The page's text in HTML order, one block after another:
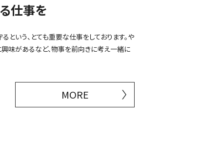
仕事を
いう、とても重要な仕事をしております。や
味があるなど、物事を前向きに考え一緒に
MORE